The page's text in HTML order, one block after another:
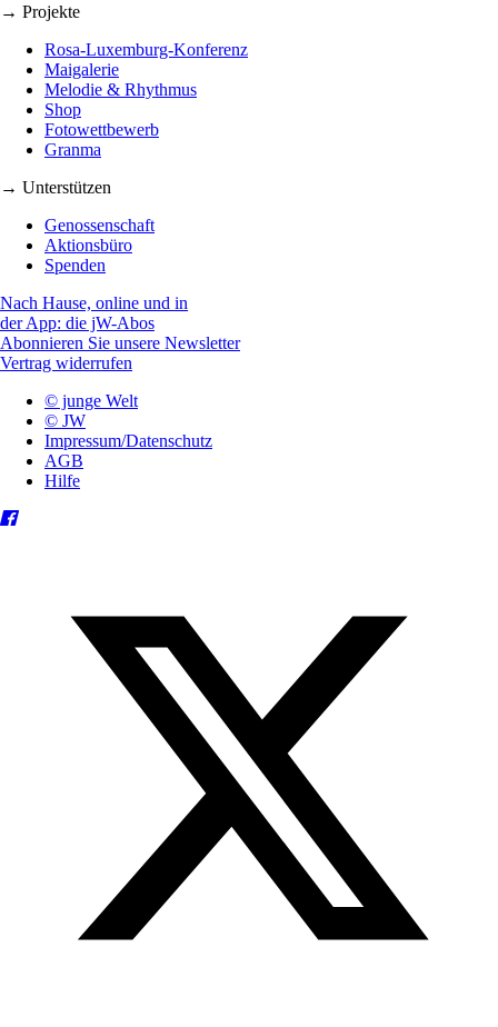
→ Projekte
Rosa-Luxemburg-Konferenz
Maigalerie
Melodie & Rhythmus
Shop
Fotowettbewerb
Granma
→ Unterstützen
Genossenschaft
Aktionsbüro
Spenden
Nach Hause, online und in
der App: die jW-Abos
Abonnieren Sie unsere Newsletter
Vertrag widerrufen
© junge Welt
© JW
Impressum/Datenschutz
AGB
Hilfe